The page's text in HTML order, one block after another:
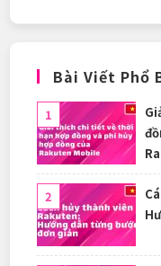
Bài Viết Phổ